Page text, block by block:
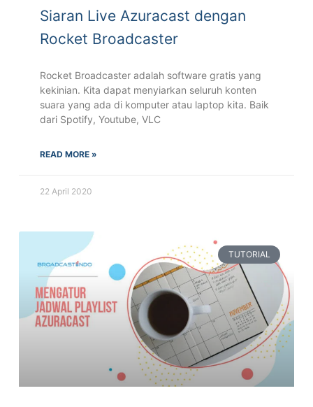
Siaran Live Azuracast dengan
Rocket Broadcaster
Rocket Broadcaster adalah software gratis yang
kekinian. Kita dapat menyiarkan seluruh konten
suara yang ada di komputer atau laptop kita. Baik
dari Spotify, Youtube, VLC
READ MORE »
22 April 2020
TUTORIAL